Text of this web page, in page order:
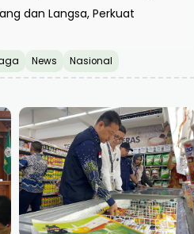
dan Langsa, Perkuat
News Nasional